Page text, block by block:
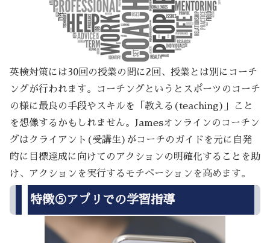
英検対策には30回の授業の間に2回、授業とは別にコーチ
ングが行われます。コーチングというとスポーツのコーチ
の様に最良の手段やスキルを「教える(teaching)」こと
を想像するかもしれません。Jamesオンラインのコーチン
グはクライアント(受講生)がコーチのガイドを元に自発
的に目標達成に向けてのアクションの明確化することを助
け、アクションを実行するモチベーションを高めます。
特徴⑤アプリでの学習指導